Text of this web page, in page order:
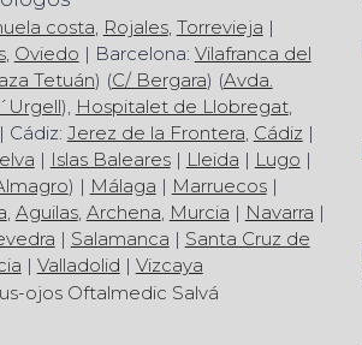
costa, Rojales, Torrevieja |
, Oviedo | Barcelona: Vilafranca del
Tetuán) (C/ Bergara) (Avda.
), Hospitalet de Llobregat,
Cádiz: Jerez de la Frontera, Cádiz |
| Islas Baleares| Lleida | Lugo |
) | Málaga | Marruecos|
, Aguilas, Archena, Murcia | Navarra |
| Salamanca | Santa Cruz de
| Valladolid | Vizcaya